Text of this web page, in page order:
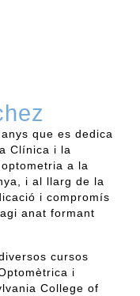
que es dedica
Clínica i la
a la
i al llarg de la
i compromís
anat formant
cursos
i
College of